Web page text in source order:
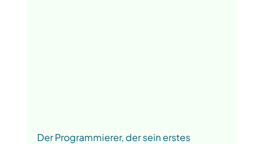
Der Programmierer, der sein erstes